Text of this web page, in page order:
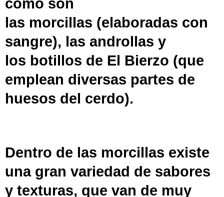
como son
las morcillas (elaboradas con
sangre), las androllas y
los botillos de El Bierzo (que
emplean diversas partes de
huesos del cerdo).
Dentro de las morcillas existe
una gran variedad de sabores
y texturas, que van de muy